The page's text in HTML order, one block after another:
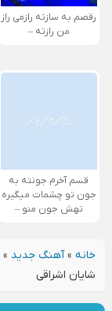
رقصم به سازته رازمی راز
من رازته –
قسم آخرم جونته به
جون تو چشمات میگیره
تهش جون منو –
خانه»آهنگ جدید »
شایان اشراقی